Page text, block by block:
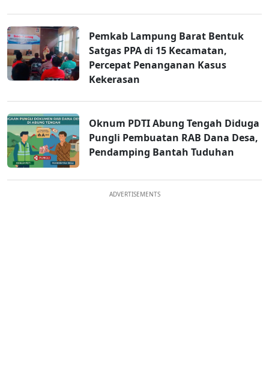
Pemkab Lampung Barat Bentuk
Satgas PPA di 15 Kecamatan,
Percepat Penanganan Kasus
Kekerasan
Oknum PDTI Abung Tengah Diduga
Pungli Pembuatan RAB Dana Desa,
Pendamping Bantah Tuduhan
ADVERTISEMENTS